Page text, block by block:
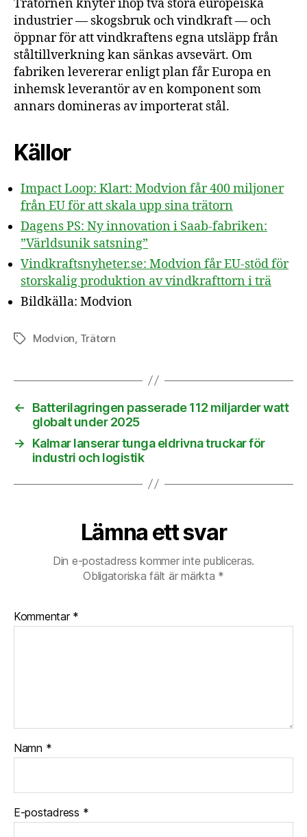
Trätornen knyter ihop två stora europeiska
industrier — skogsbruk och vindkraft — och
öppnar för att vindkraftens egna utsläpp från
ståltillverkning kan sänkas avsevärt. Om
fabriken levererar enligt plan får Europa en
inhemsk leverantör av en komponent som
annars domineras av importerat stål.
Källor
Impact Loop: Klart: Modvion får 400 miljoner
från EU för att skala upp sina trätorn
Dagens PS: Ny innovation i Saab-fabriken:
”Världsunik satsning”
Vindkraftsnyheter.se: Modvion får EU-stöd för
storskalig produktion av vindkrafttorn i trä
Bildkälla: Modvion
EtiketterModvion Trätorn
←
Batterilagringen passerade 112 miljarder watt
globalt under 2025
→
Kalmar lanserar tunga eldrivna truckar för
industri och logistik
Lämna ett svar
Din e-postadress kommer inte publiceras.
Obligatoriska fält är märkta *
Kommentar *
Namn *
E-postadress *